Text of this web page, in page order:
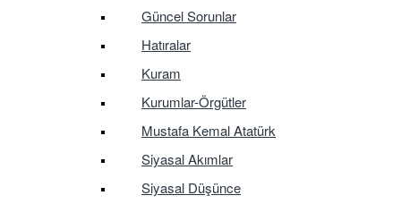
Güncel Sorunlar
Hatıralar
Kuram
Kurumlar-Örgütler
Mustafa Kemal Atatürk
Siyasal Akımlar
Siyasal Düşünce